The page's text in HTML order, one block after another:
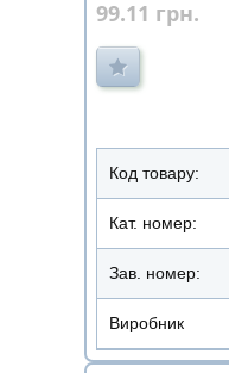
99.11 грн.
Код товару:
Кат. номер:
Зав. номер:
Виробник